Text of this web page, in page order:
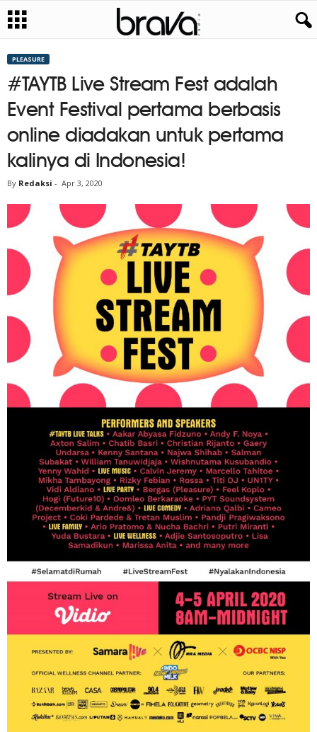
PLEASURE
#TAYTB Live Stream Fest adalah
Event Festival pertama berbasis
online diadakan untuk pertama
kalinya di Indonesia!
By Redaksi - Apr 3, 2020